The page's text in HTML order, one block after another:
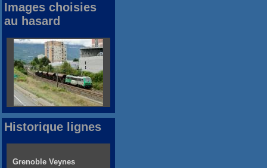
Images choisies
au hasard
Historique lignes
Grenoble Veynes